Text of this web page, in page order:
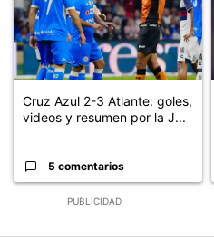
PUBLICIDAD
Cruz Azul 2-3 Atlante: goles,
videos y resumen por la J...
5 comentarios